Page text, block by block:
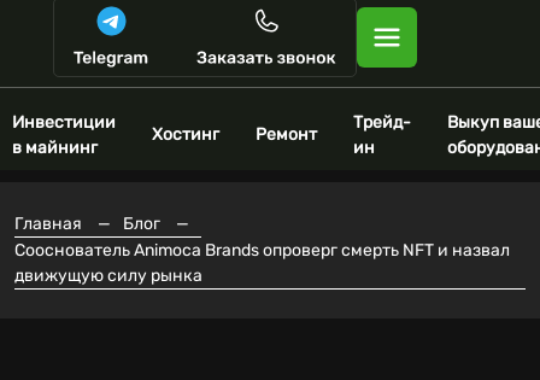
Инвестиции
в майнинг
Хостинг Ремонт
Трейд-
ин
Выкуп
Главная — Блог
—
Сооснователь Animoca Brands опроверг смерть NFT и назвал
движущую силу рынка